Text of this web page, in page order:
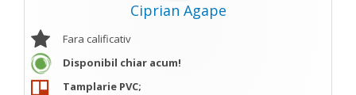
Ciprian Agape
Fara calificativ
Disponibil chiar acum!
Tamplarie PVC;